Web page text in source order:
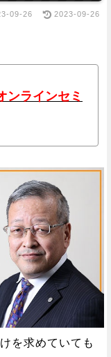
09-26 2023-09-26
ンラインセミ
を求めていても